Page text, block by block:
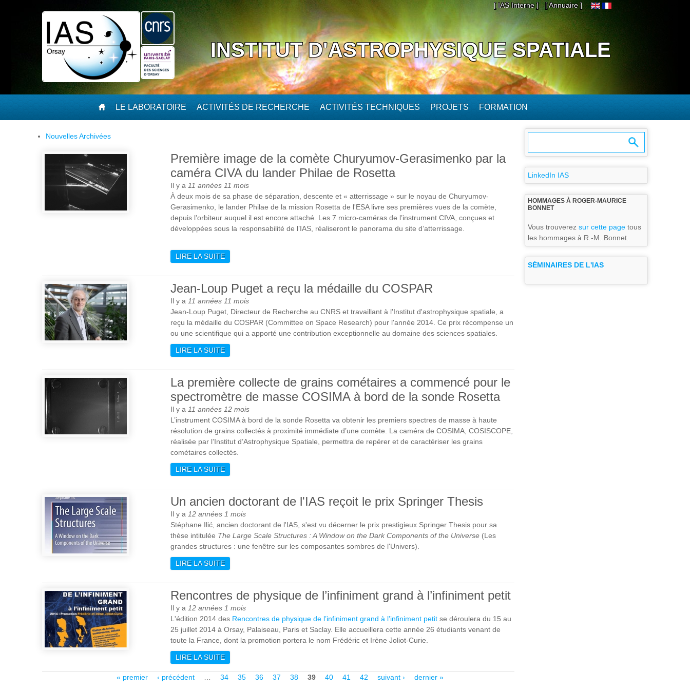
[ IAS Interne ] [ Annuaire ]
INSTITUT D'ASTROPHYSIQUE SPATIALE
LE LABORATOIRE ACTIVITÉS DE RECHERCHE ACTIVITÉS TECHNIQUES PROJETS FORMATION
Nouvelles Archivées
Première image de la comète Churyumov-Gerasimenko par la
caméra CIVA du lander Philae de Rosetta
Il y a 11 années 11 mois
À deux mois de sa phase de séparation, descente et « atterrissage » sur le noyau de Churyumov-
Gerasimenko, le lander Philae de la mission Rosetta de l'ESA livre ses premières vues de la comète,
depuis l’orbiteur auquel il est encore attaché. Les 7 micro-caméras de l’instrument CIVA, conçues et
développées sous la responsabilité de l’IAS, réaliseront le panorama du site d’atterrissage.
LIRE LA SUITEDE PREMIÈRE IMAGE DE LA COMÈTE CHURYUMOV-GERASIMENKO PAR LA
Jean-Loup Puget a reçu la médaille du COSPAR
Il y a 11 années 11 mois
Jean-Loup Puget, Directeur de Recherche au CNRS et travaillant à l'Institut d'astrophysique spatiale, a
reçu la médaille du COSPAR (Committee on Space Research) pour l'année 2014. Ce prix récompense un
ou une scientifique qui a apporté une contribution exceptionnelle au domaine des sciences spatiales.
LIRE LA SUITEDE JEAN-LOUP PUGET A REÇU LA MÉDAILLE DU COSPAR
La première collecte de grains cométaires a commencé pour le
spectromètre de masse COSIMA à bord de la sonde Rosetta
Il y a 11 années 12 mois
L’instrument COSIMA à bord de la sonde Rosetta va obtenir les premiers spectres de masse à haute
résolution de grains collectés à proximité immédiate d’une comète. La caméra de COSIMA, COSISCOPE,
réalisée par l’Institut d’Astrophysique Spatiale, permettra de repérer et de caractériser les grains
cométaires collectés.
LIRE LA SUITEDE LA PREMIÈRE COLLECTE DE GRAINS COMÉTAIRES A COMMENCÉ POUR LE
Un ancien doctorant de l'IAS reçoit le prix Springer Thesis
Il y a 12 années 1 mois
Stéphane Ilić, ancien doctorant de l'IAS, s'est vu décerner le prix prestigieux Springer Thesis pour sa
thèse intitulée The Large Scale Structures : A Window on the Dark Components of the Universe (Les
grandes structures : une fenêtre sur les composantes sombres de l'Univers).
LIRE LA SUITEDE UN ANCIEN DOCTORANT DE L'IAS REÇOIT LE PRIX SPRINGER THESIS
Rencontres de physique de l’infiniment grand à l’infiniment petit
Il y a 12 années 1 mois
L'édition 2014 des Rencontres de physique de l’infiniment grand à l’infiniment petit se déroulera du 15 au
25 juillet 2014 à Orsay, Palaiseau, Paris et Saclay. Elle accueillera cette année 26 étudiants venant de
toute la France, dont la promotion portera le nom Frédéric et Irène Joliot-Curie.
LIRE LA SUITEDE RENCONTRES DE PHYSIQUE DE L’INFINIMENT GRAND À L’INFINIMENT PETIT
« premier ‹ précédent 34 35 36 37 38 39 40 41 42 suivant › dernier »
LinkedIn IAS
HOMMAGES À ROGER-MAURICE
BONNET
Vous trouverez sur cette page tous
les hommages à R.-M. Bonnet.
SÉMINAIRES DE L'IAS